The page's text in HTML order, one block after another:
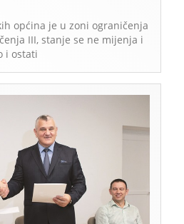
općina je u zoni ograničenja
III, stanje se ne mijenja i
i ostati